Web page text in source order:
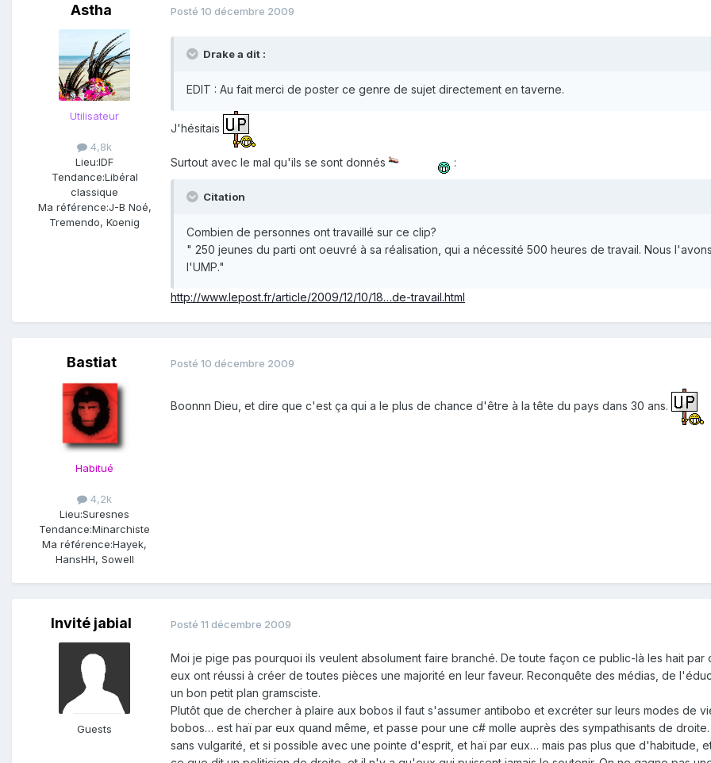
Astha
Utilisateur
4,8k
Lieu:IDF
Tendance:Libéral
classique
Ma référence:J-B Noé,
Tremendo, Koenig
Posté 10 décembre 2009
Drake a dit :
EDIT : Au fait merci de poster ce genre de sujet directement en taverne.
J'hésitais
Surtout avec le mal qu'ils se sont donnés :
Citation
Combien de personnes ont travaillé sur ce clip?
" 250 jeunes du parti ont oeuvré à sa réalisation, qui a nécessité 500 heures de travail. Nous
l'UMP."
http://www.lepost.fr/article/2009/12/10/18…de-travail.html
Bastiat
Habitué
4,2k
Lieu:Suresnes
Tendance:Minarchiste
Ma référence:Hayek,
HansHH, Sowell
Posté 10 décembre 2009
Boonnn Dieu, et dire que c'est ça qui a le plus de chance d'être à la tête du pays dans 30 ans.
Invité jabial
Guests
Posté 11 décembre 2009
Moi je pige pas pourquoi ils veulent absolument faire branché. De toute façon ce public-là les hait
eux ont réussi à créer de toutes pièces une majorité en leur faveur. Reconquête des médias, de
un bon petit plan gramsciste.
Plutôt que de chercher à plaire aux bobos il faut s'assumer antibobo et excréter sur leurs modes de
bobos… est haï par eux quand même, et passe pour une c# molle auprès des sympathisants de
sans vulgarité, et si possible avec une pointe d'esprit, et haï par eux… mais pas plus que d'habitude,